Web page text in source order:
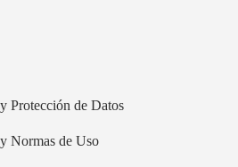
Protección de Datos
Normas de Uso